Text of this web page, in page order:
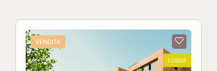
struttura antisismica.
Localizzato all'interno del complesso residenziale
Marina Living, posto nella servita zona di San Pio X
e non distante dalla spiaggia, in un contesto di
VENDITA
LUSSO